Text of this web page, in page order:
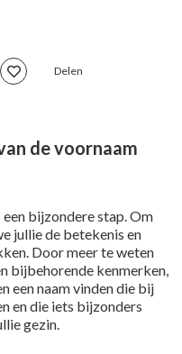
Delen
de voornaam
bijzondere stap. Om
jullie de betekenis en
Door meer te weten
bijbehorende kenmerken,
een naam vinden die bij
en die iets bijzonders
gezin.